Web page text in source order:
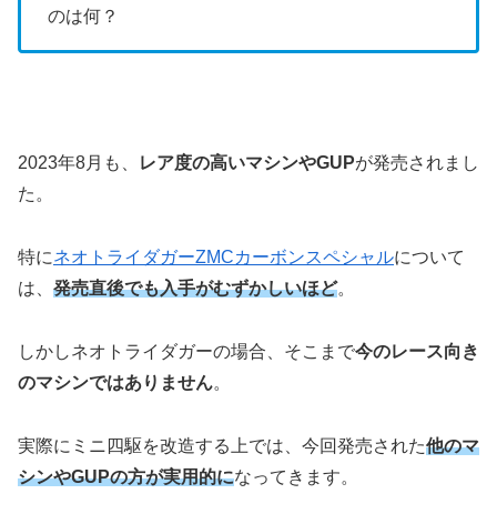
のは何？
2023年8月も、 レア度の高いマシンやGUPが発売されまし
た。
特にネオトライダガーZMCカーボンスペシャルについて
は、 発売直後でも入手がむずかしいほど。
しかしネオトライダガーの場合、そこまで今のレース向き
のマシンではありません。
実際にミニ四駆を改造する上では、今回発売された他のマ
シンやGUPの方が実用的になってきます。